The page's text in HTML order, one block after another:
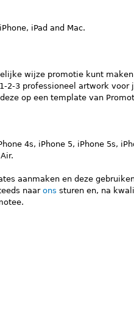
iPad and Mac.
wijze promotie kunt
2-3 professioneel artwork voor
op een template van
4s, iPhone 5, iPhone 5s,
aanmaken en deze
naar ons sturen en, na